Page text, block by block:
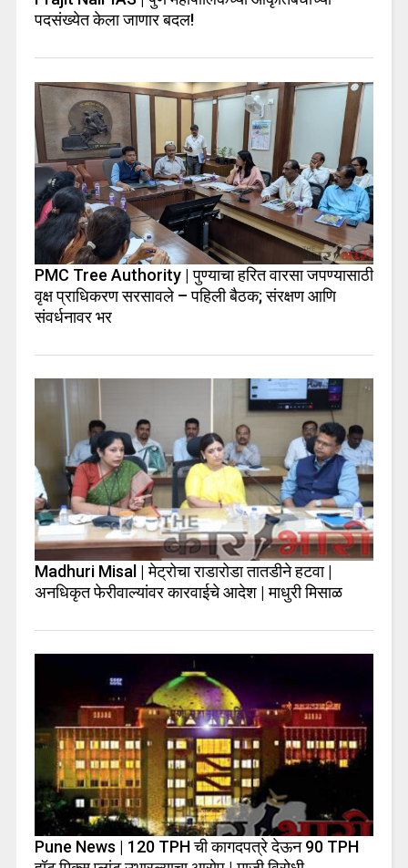
पदसंख्येत केला जाणार बदल!
PMC Tree Authority | पुण्याचा हरित वारसा जपण्यासाठी
वृक्ष प्राधिकरण सरसावले – पहिली बैठक; संरक्षण आणि
संवर्धनावर भर
Madhuri Misal | मेट्रोचा राडारोडा तातडीने हटवा |
अनधिकृत फेरीवाल्यांवर कारवाईचे आदेश | माधुरी मिसाळ
Pune News | 120 TPH ची कागदपत्रे देऊन 90 TPH